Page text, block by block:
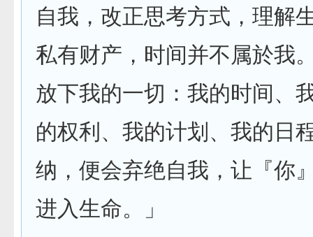
自我，改正思考方式，理解
私有财产，时间并不属於我
放下我的一切：我的时间、
的权利、我的计划、我的日
纳，便会弃绝自我，让『你
进入生命。」